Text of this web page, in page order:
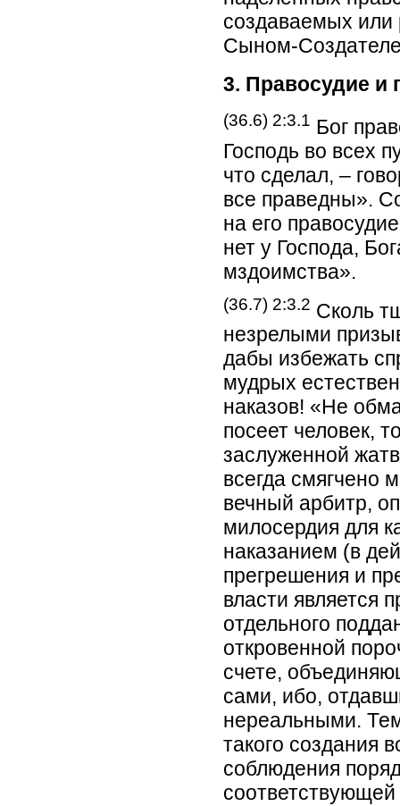
создаваемых
Сыном-
3. Правосудие и
(36.6) 2:3.1 Бог
Господь во всех
что сделал, –
все праведны».
на его
нет у Господа,
мздоимства».
(36.7) 2:3.2 Сколь
незрелыми
дабы избежать
мудрых
наказов! «Не
посеет человек,
заслуженной
всегда смягчено
вечный арбитр,
милосердия для
наказанием (в
прегрешения и
власти является
отдельного
откровенной
счете,
сами, ибо,
нереальными.
такого создания
соблюдения